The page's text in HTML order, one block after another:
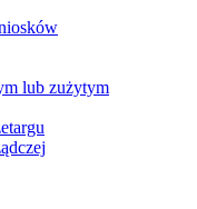
lub zużytym